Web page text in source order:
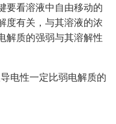
要看溶液中自由移动的
度有关，与其溶液的浓
解质的强弱与其溶解性
电性一定比弱电解质的